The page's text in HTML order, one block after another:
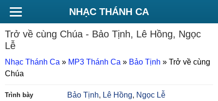
NHẠC THÁNH CA
Trở về cùng Chúa - Bảo Tịnh, Lê Hồng, Ngọc
Lễ
Nhạc Thánh Ca » MP3 Thánh Ca » Bảo Tịnh » Trở về cùng
Chúa
Trình bày Bảo Tịnh, Lê Hồng, Ngọc Lễ